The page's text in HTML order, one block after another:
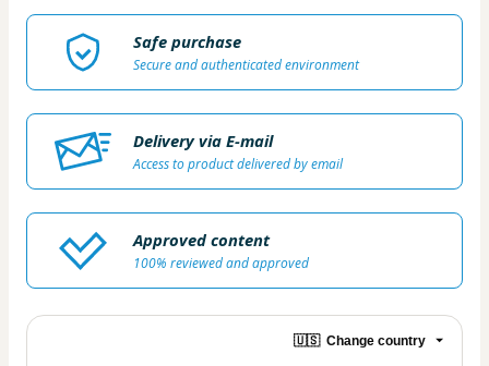
Safe purchase
Secure and authenticated environment
Delivery via E-mail
Access to product delivered by email
Approved content
100% reviewed and approved
🇺🇸 Change country